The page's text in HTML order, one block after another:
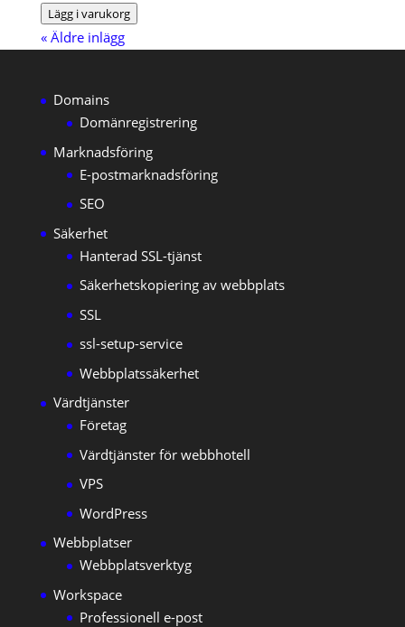
Lägg i varukorg
« Äldre inlägg
Domains
Domänregistrering
Marknadsföring
E-postmarknadsföring
SEO
Säkerhet
Hanterad SSL-tjänst
Säkerhetskopiering av webbplats
SSL
ssl-setup-service
Webbplatssäkerhet
Värdtjänster
Företag
Värdtjänster för webbhotell
VPS
WordPress
Webbplatser
Webbplatsverktyg
Workspace
Professionell e-post